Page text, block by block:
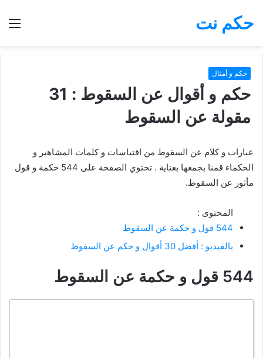
بحث
حكم نت
حكم و أمثال
حكم و أقوال عن السقوط : 31
مقولة عن السقوط
عبارات و كلام عن السقوط من اقتباسات و كلمات المشاهير و
الحكماء قمنا بجمعها بعناية . تحتوي الصفحة على 544 حكمة و قول
مأثور عن السقوط.
المحتوى :
544 قول و حكمة عن السقوط
بالفيديو : أفضل 30 أقوال و حكم عن السقوط
544 قول و حكمة عن السقوط